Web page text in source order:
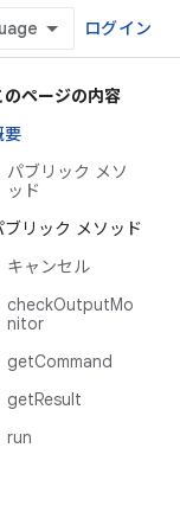
ログイン
のページの内容
要
パブリック メソ
ッド
ブリック メソッド
キャンセル
checkOutputMo
nitor
getCommand
getResult
run